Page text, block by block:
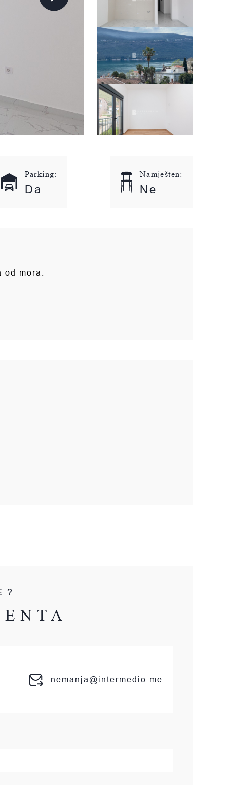
Parking:
Da
Namješten:
Ne
mora.
nemanja@intermedio.me